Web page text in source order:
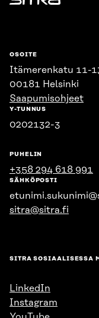
Sitra
OSOITE
Itämerenkatu 11-
00181 Helsinki
Saapumisohjeet
Y-TUNNUS
0202132-3
PUHELIN
+358 294 618 991
SÄHKÖPOSTI
sitra@sitra.fi
SITRA SOSIAALISESSA
LinkedIn
Instagram